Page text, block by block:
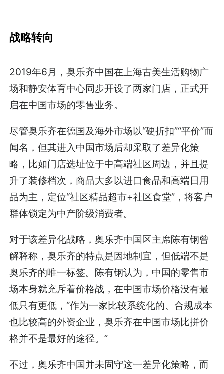
战略转向
2019年6月，奥乐齐中国在上海古美生活购物广
场和静安体育中心同步开设了两家门店，正式开
启在中国市场的零售业务。
尽管奥乐齐在德国及海外市场以“硬折扣”“平价”而
闻名，但其进入中国市场后却采取了差异化策
略，比如门店选址位于中高端社区周边，并且提
升了装修档次，商品大多以进口食品和高端日用
品为主，定位“社区精品超市+社区食堂”，将客户
群体锁定为中产阶级消费者。
对于该差异化战略，奥乐齐中国区主席陈有钢曾
解释称，奥乐齐的特点是因地制宜，但低端不是
奥乐齐的唯一标签。陈有钢认为，中国的零售市
场本身就充斥着价格战，在中国市场价格没有最
低只有更低，“作为一家比较系统化的、合规成本
也比较高的外资企业，奥乐齐在中国市场比拼价
格并不是最好的途径。”
不过，奥乐齐中国并未固守这一差异化策略，而